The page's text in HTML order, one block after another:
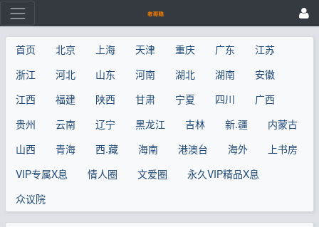
首页 北京 上海 天津 重庆 广东
江苏
浙江
河北 山东 河南 湖北 湖南
安徽
江西
福建 陕西 甘肃 宁夏 四川
广西
贵州
云南 辽宁 黑龙江 吉林 新.疆
内蒙古
山西
青海 西.藏 海南 港澳台 海外
上书房
VIP专属X息
情人圈 文爱圈
永久VIP精品X息
众议院